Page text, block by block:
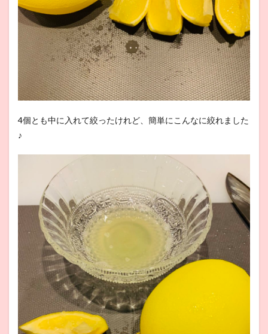
4個とも中に入れて絞ったけれど、簡単にこんなに絞れました
♪